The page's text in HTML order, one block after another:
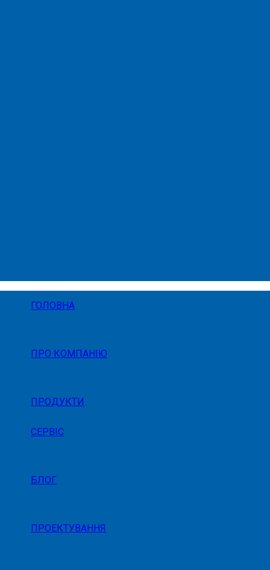
ГОЛОВНА
ПРО КОМПАНІЮ
ПРОДУКТИ
СЕРВІС
БЛОГ
ПРОЕКТУВАННЯ